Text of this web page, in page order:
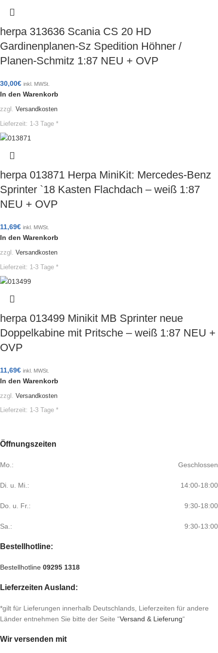
herpa 313636 Scania CS 20 HD
Gardinenplanen-Sz Spedition Höhner /
Planen-Schmitz 1:87 NEU + OVP
30,00€ inkl. MWSt.
In den Warenkorb
zzgl. Versandkosten
Lieferzeit: 1-3 Tage *
herpa 013871 Herpa MiniKit: Mercedes-Benz
Sprinter `18 Kasten Flachdach – weiß 1:87
NEU + OVP
11,69€ inkl. MWSt.
In den Warenkorb
zzgl. Versandkosten
Lieferzeit: 1-3 Tage *
herpa 013499 Minikit MB Sprinter neue
Doppelkabine mit Pritsche – weiß 1:87 NEU +
OVP
11,69€ inkl. MWSt.
In den Warenkorb
zzgl. Versandkosten
Lieferzeit: 1-3 Tage *
Öffnungszeiten
Mo.: Geschlossen
Di. u. Mi.: 14:00-18:00
Do. u. Fr.: 9:30-18:00
Sa.: 9:30-13:00
Bestellhotline:
Bestellhotline 09295 1318
Lieferzeiten Ausland:
*gilt für Lieferungen innerhalb Deutschlands, Lieferzeiten für andere
Länder entnehmen Sie bitte der Seite “Versand & Lieferung“
Wir versenden mit